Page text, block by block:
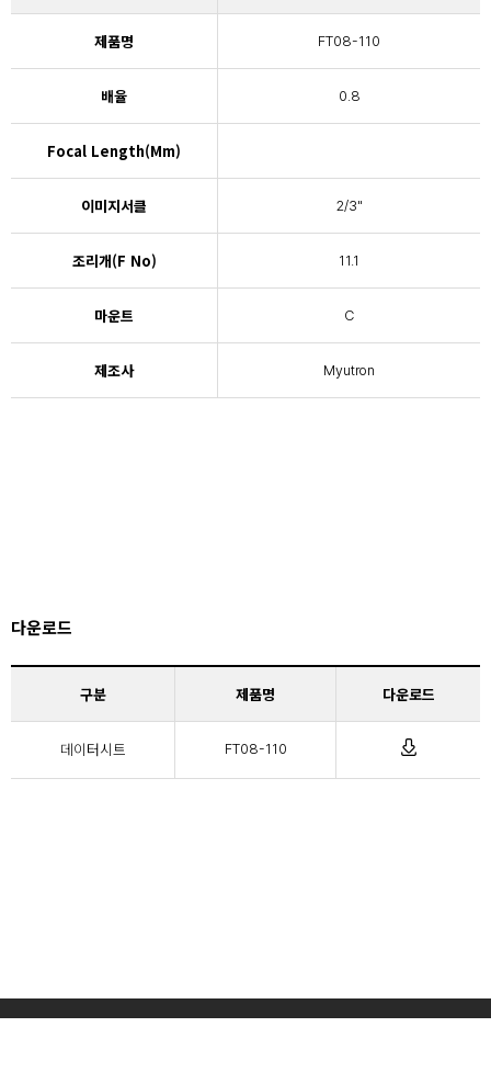
제품명 FT08-110
배율 0.8
Focal Length(mm)
이미지서클 2/3"
조리개(F No) 11.1
마운트 C
제조사 Myutron
다운로드
구분 제품명 다운로드
데이터시트 FT08-110